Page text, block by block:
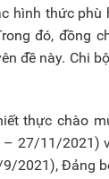
hình thức
đó,
đề này. Chi
thực chào
27/11/2021)
2021), Đảng